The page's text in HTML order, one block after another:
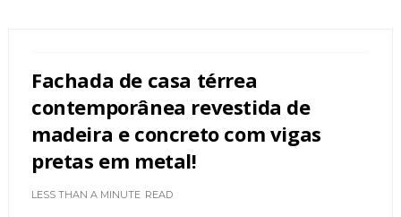
Fachada de casa térrea
contemporânea revestida de
madeira e concreto com vigas
pretas em metal!
LESS THAN A MINUTE READ